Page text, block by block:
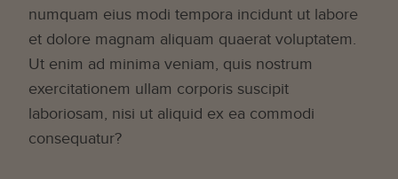
numquam eius modi tempora incidunt ut labore
et dolore magnam aliquam quaerat voluptatem.
Ut enim ad minima veniam, quis nostrum
exercitationem ullam corporis suscipit
laboriosam, nisi ut aliquid ex ea commodi
consequatur?